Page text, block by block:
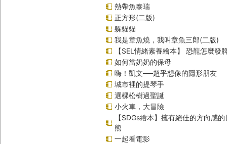
熱帶魚泰瑞
正方形(二版)
躲貓貓
我是章魚燒，我叫章魚三郎(二版)
【SEL情緒素養繪本】 恐龍怎麼發
如何當奶奶的保母
嗨！凱文──超乎想像的隱形朋友
城市裡的提琴手
選棵松樹過聖誕
小火車，大冒險
【SDGs繪本】擁有絕佳的方向感
熊
一起看電影